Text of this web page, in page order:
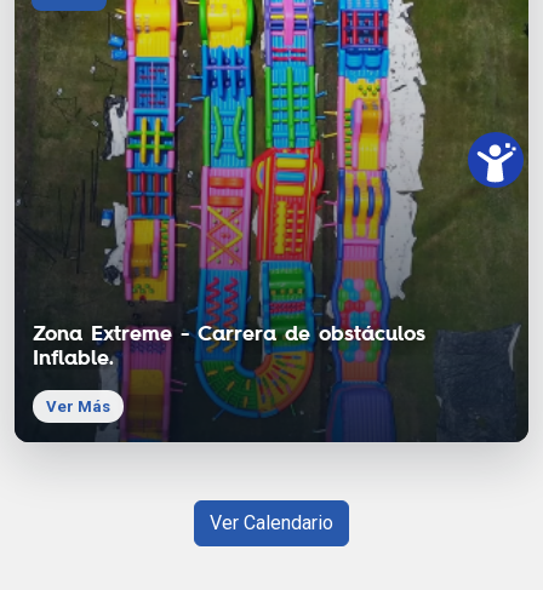
Zona Extreme - Carrera de obstáculos
Inflable.
Ver Más
Ver Calendario